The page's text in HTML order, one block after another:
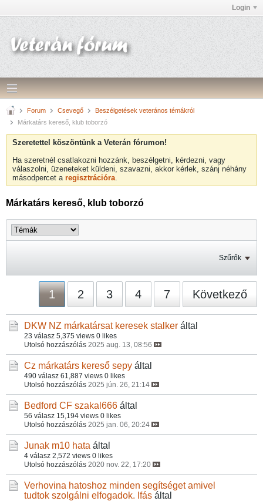
Login
Forum Csevegő
Beszélgetések veterános témákról
Márkatárs kereső, klub toborzó
Szeretettel köszöntünk a Veterán fórumon!
Ha szeretnél csatlakozni hozzánk, beszélgetni, kérdezni, vagy
válaszolni, üzeneteket küldeni, szavazni, akkor kérlek, szánj néhány
másodpercet a regisztrációra.
Márkatárs kereső, klub toborzó
Szűrők
1 2 3 4 7 Következő
DKW NZ márkatársat keresek stalker által
23 válasz 5,375 views 0 likes
Utolsó hozzászólás 2025 aug. 13, 08:56
Cz márkatárs kereső sepy által
490 válasz 61,887 views 0 likes
Utolsó hozzászólás 2025 jún. 26, 21:14
Bedford CF szakal666 által
56 válasz 15,194 views 0 likes
Utolsó hozzászólás 2025 jan. 06, 20:24
Junak m10 hata által
4 válasz 2,572 views 0 likes
Utolsó hozzászólás 2020 nov. 22, 17:20
Verhovina hatoshoz minden segítséget amivel
tudtok szolgálni elfogadok. Ifás által